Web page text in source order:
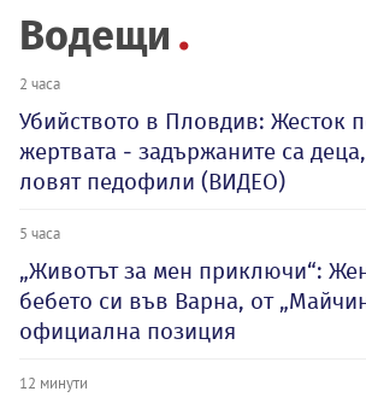
Водещи
2 часа
Убийството в Пловдив: Жесток
жертвата - задържаните са
ловят педофили (ВИДЕО)
5 часа
„Животът за мен приключи“:
бебето си във Варна, от
официална позиция
12 минути